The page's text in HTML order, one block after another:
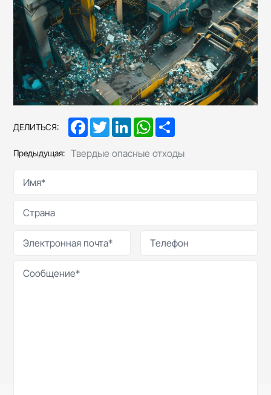
ДЕЛИТЬСЯ: Facebook
TwitterLinkedInWhatsApp
Предыдущая: Твердые опасные отходы